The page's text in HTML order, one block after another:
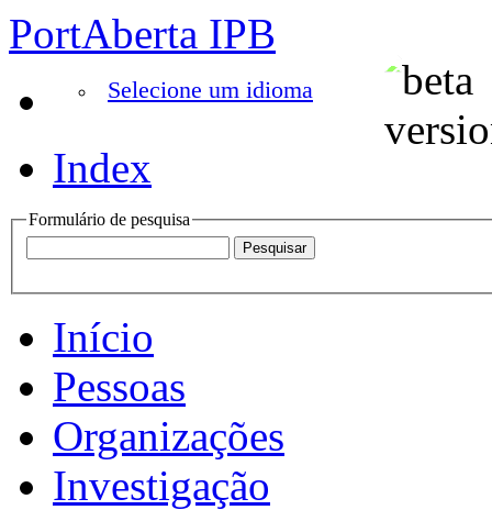
PortAberta IPB
Selecione um idioma
Index
Formulário de pesquisa
Início
Pessoas
Organizações
Investigação